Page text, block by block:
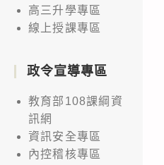
高三升學專區
線上授課專區
政令宣導專區
教育部108課綱資
訊網
資訊安全專區
內控稽核專區